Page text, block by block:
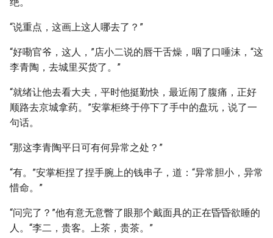
“说重点，这画上这人哪去了？”
“好嘞官爷，这人，”店小二说的唇干舌燥，咽了口唾沫，“这
李青陶，去城里买货了。”
“就绪让他去看大夫，平时他挺勤快，最近闹了腹痛，正好
顺路去京城拿药。”安掌柜终于停下了手中的盘玩，说了一
句话。
“那这李青陶平日可有何异常之处？”
“有。”安掌柜捏了捏手腕上的钱串子，道：“异常胆小，异常
惜命。”
“问完了？”他有意无意瞥了眼那个戴面具的正在昏昏欲睡的
人。“李二，贵客。上茶，贵茶。”